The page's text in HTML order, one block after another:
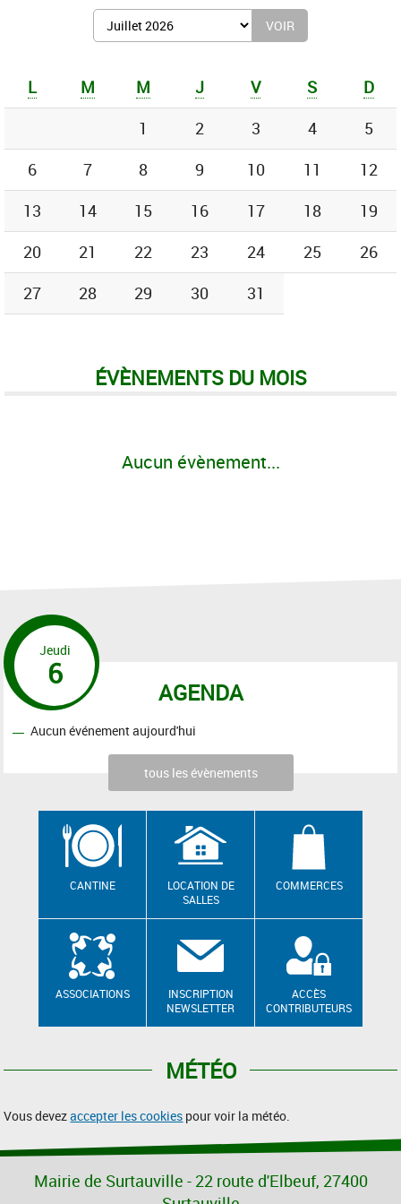
Afficher
le
de
:
L M M J V S
D
1
2 3 4
5
6
7 8 9 10 11
12
13
14 15 16 17 18
19
20
21 22 23 24 25
26
27
28 29 30 31
ÉVÈNEMENTS DU MOIS
Aucun évènement...
AGENDA
Jeudi
6
Aucun événement aujourd'hui
tous les évènements
CANTINE
LOCATION DE
SALLES
COMMERCES
ASSOCIATIONS
INSCRIPTION
NEWSLETTER
ACCÈS
CONTRIBUTEURS
MÉTÉO
Vous devezaccepter les cookies pour voir la météo.
Mairie de Surtauville - 22 route d'Elbeuf, 27400